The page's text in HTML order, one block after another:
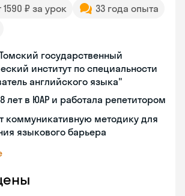
1590 ₽ за урок
33 года опыта
государственный
институт по специальности
английского языка"
лет в ЮАР и работала репетитором
коммуникативную методику для
языкового барьера